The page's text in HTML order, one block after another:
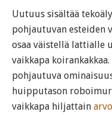
Uutuus sisältää
pohjautuvan esteiden
osaa väistellä lattialle
vaikkapa
pohjautuva
huipputason
vaikkapa hiljattain